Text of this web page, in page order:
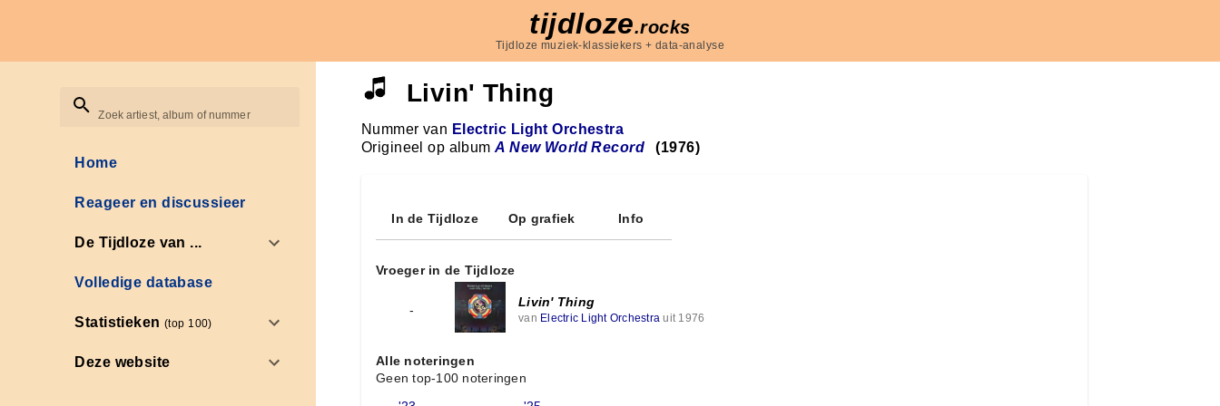
tijdloze.rocks
Tijdloze muziek-klassiekers + data-analyse
Zoek artiest, album of nummer
Home
Reageer en discussieer
De Tijdloze van ...
Volledige database
Statistieken(top 100)
Deze website
Livin' Thing
Nummer van Electric Light Orchestra
Origineel op albumA New World Record (1976)
In de Tijdloze Op grafiek Info
Vroeger in de Tijdloze
-
Livin' Thing
van Electric Light Orchestra uit 1976
Alle noteringen
Geen top-100 noteringen